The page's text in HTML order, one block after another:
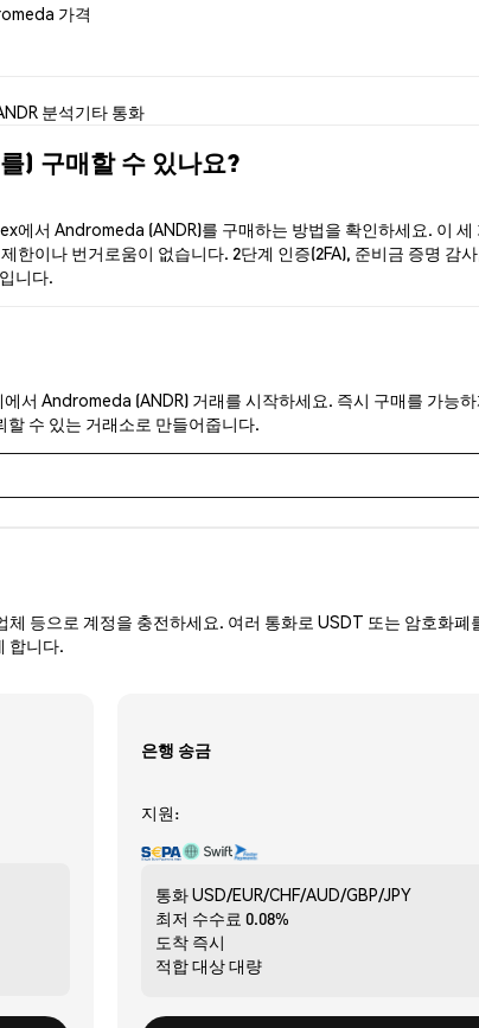
가격
분석기타 통화
) 구매할 수 있나요?
에서 Andromeda (ANDR)를 구매하는 방법을 확인하세요. 이
한이나 번거로움이 없습니다. 2단계 인증(2FA), 준비금 증명
니다.
서 Andromeda (ANDR) 거래를 시작하세요. 즉시 구매를 가능
수 있는 거래소로 만들어줍니다.
등으로 계정을 충전하세요. 여러 통화로 USDT 또는 암호화
합니다.
은행 송금
지원:
통화USD/EUR/CHF/AUD/GBP/JPY
최저 수수료 0.08%
도착 즉시
적합 대상대량